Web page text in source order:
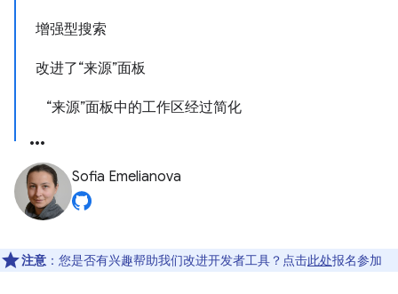
增强型搜索
改进了“来源”面板
“来源”面板中的工作区经过简化
Sofia Emelianova
注意 ：您是否有兴趣帮助我们改进开发者工具？点击此处报名参加